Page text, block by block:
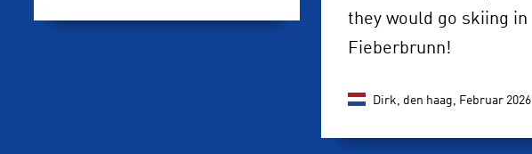
they would go skiing in
Fieberbrunn!
Dirk, den haag, Februar 2026